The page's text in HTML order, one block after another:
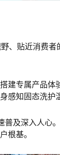
、贴近消费
专属产品
感知固态洗护
及深入人心
根基。